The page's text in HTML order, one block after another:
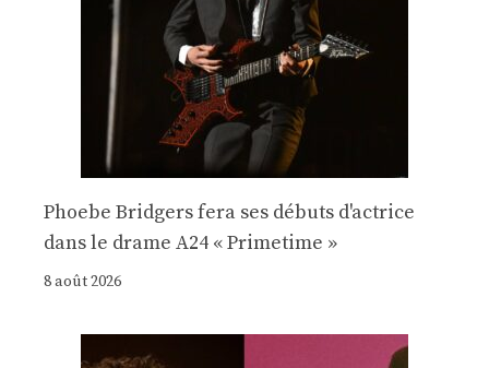
Phoebe Bridgers fera ses débuts d'actrice
dans le drame A24 « Primetime »
8 août 2026